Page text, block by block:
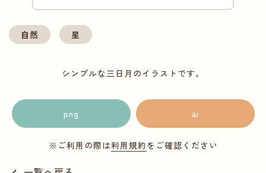
自然 星
シンプルな三日月のイラストです。
png ai
※ご利用の際は利用規約をご確認ください